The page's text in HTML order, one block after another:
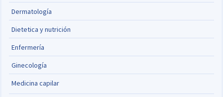
Dermatología
Dietetica y nutrición
Enfermería
Ginecología
Medicina capilar